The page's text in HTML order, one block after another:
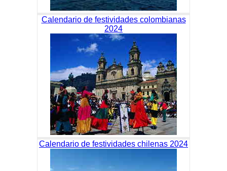
Calendario de festividades colombianas
2024
Calendario de festividades chilenas 2024